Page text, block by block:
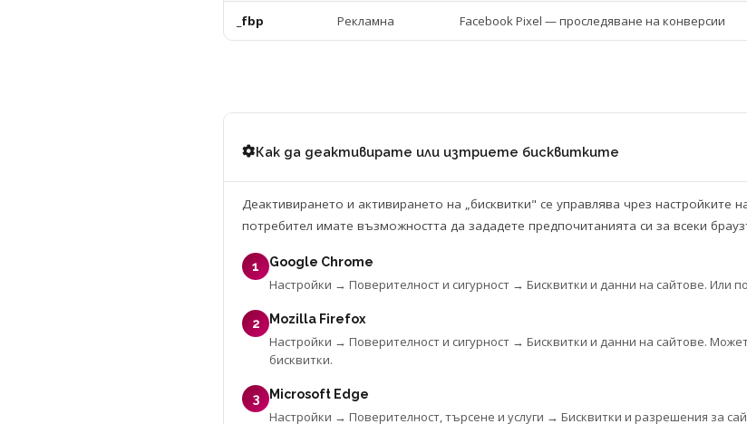
_fbp Рекламна Facebook Pixel — проследяване на конверсии
Как да деактивирате или изтриете бисквитките
Деактивирането и активирането на „бисквитки" се управлява чрез настройките
потребител имате възможността да зададете предпочитанията си за всеки
1 Google Chrome
Настройки → Поверителност и сигурност → Бисквитки и данни на сайтове. Или
2 Mozilla Firefox
Настройки → Поверителност и сигурност → Бисквитки и данни на сайтове.
бисквитки.
3 Microsoft Edge
Настройки → Поверителност, търсене и услуги → Бисквитки и разрешения за